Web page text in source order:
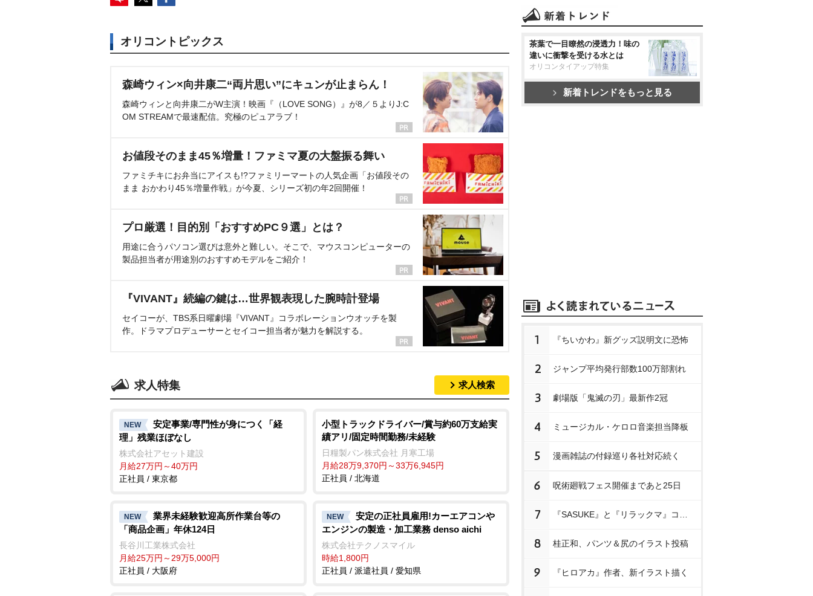
オリコントピックス
森崎ウィン×向井康二“両片思い”にキュンが止まらん！
森崎ウィンと向井康二がW主演！映画『（LOVE SONG）』が8／５よりJ:C
OM STREAMで最速配信。究極のピュアラブ！
お値段そのまま45％増量！ファミマ夏の大盤振る舞い
ファミチキにお弁当にアイスも!?ファミリーマートの人気企画「お値段その
まま おかわり45％増量作戦」が今夏、シリーズ初の年2回開催！
プロ厳選！目的別「おすすめPC９選」とは？
用途に合うパソコン選びは意外と難しい。そこで、マウスコンピューターの
製品担当者が用途別のおすすめモデルをご紹介！
『VIVANT』続編の鍵は…世界観表現した腕時計登場
セイコーが、TBS系日曜劇場『VIVANT』コラボレーションウオッチを製
作。ドラマプロデューサーとセイコー担当者が魅力を解説する。
求人特集 求人検索
NEW
安定事業/専門性が身につく「経
理」残業ほぼなし
株式会社アセット建設
月給27万円～40万円
正社員 / 東京都
小型トラックドライバー/賞与約60万支給実
績アリ/固定時間勤務/未経験
日糧製パン株式会社 月寒工場
月給28万9,370円～33万6,945円
正社員 / 北海道
NEW
業界未経験歓迎高所作業台等の
「商品企画」年休124日
長谷川工業株式会社
月給25万円～29万5,000円
正社員 / 大阪府
NEW
安定の正社員雇用!カーエアコン
エンジンの製造・加工業務 denso aichi
株式会社テクノスマイル
時給1,800円
正社員 / 派遣社員 / 愛知県
茶葉で一目瞭然の浸透力！味の
違いに衝撃を受ける水とは
オリコンタイアップ特集
新着トレンドをもっと見る
1 『ちいかわ』新グッズ説明文に恐怖
2 ジャンプ平均発行部数100万部割れ
3 劇場版「鬼滅の刃」最新作2冠
4 ミュージカル・ケロロ音楽担当降板
5 漫画雑誌の付録巡り各社対応続く
6 呪術廻戦フェス開催まであと25日
7
8 桂正和、パンツ＆尻のイラスト投稿
9 『ヒロアカ』作者、新イラスト描く